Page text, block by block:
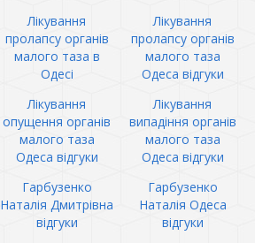
Лікування
пролапсу органів
малого таза в
Одесі
Лікування
пролапсу органів
малого таза
Одеса відгуки
Лікування
опущення органів
малого таза
Одеса відгуки
Лікування
випадіння органів
малого таза
Одеса відгуки
Гарбузенко
Наталія Дмитрівна
відгуки
Гарбузенко
Наталія Одеса
відгуки